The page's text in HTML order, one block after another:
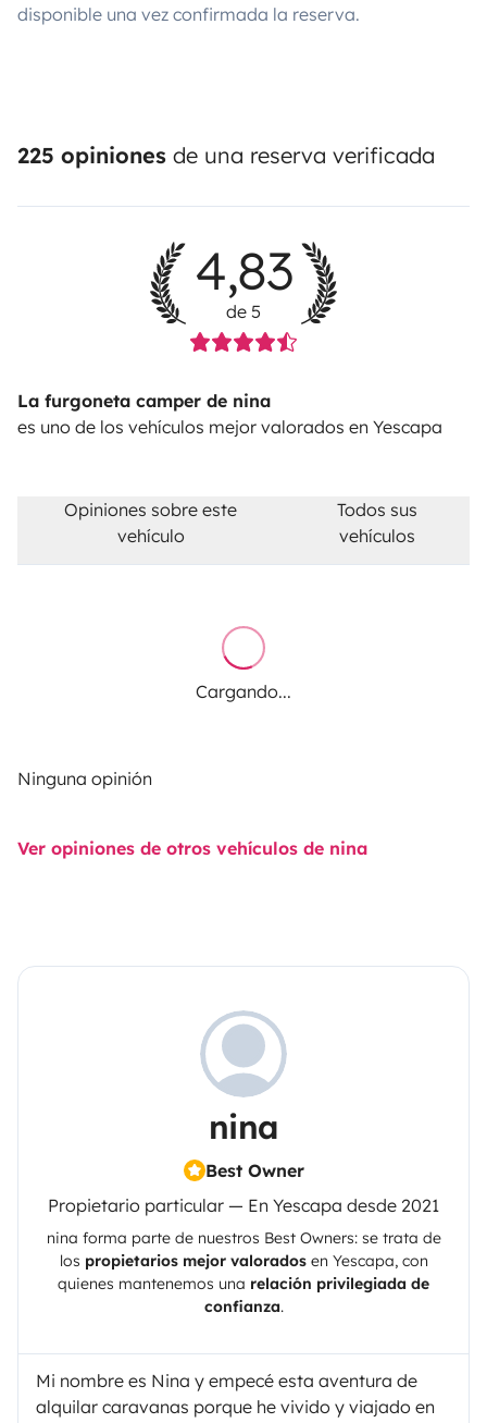
disponible una vez confirmada la reserva.
225 opiniones de una reserva verificada
4,83
de 5
La furgoneta camper de nina
es uno de los vehículos mejor valorados en Yescapa
Opiniones sobre este
vehículo
Todos sus
vehículos
Cargando...
Ninguna opinión
Ver opiniones de otros vehículos de nina
nina
Best Owner
Propietario particular — En Yescapa desde 2021
nina forma parte de nuestros Best Owners: se trata de
los propietarios mejor valoradosen Yescapa, con
quienes mantenemos una relación privilegiada de
confianza.
Mi nombre es Nina y empecé esta aventura de
alquilar caravanas porque he vivido y viajado en